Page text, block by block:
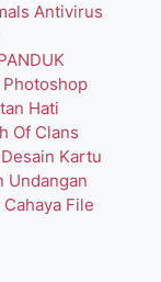
Antivirus
Photoshop
Hati
Of Clans
Desain Kartu
Undangan
File